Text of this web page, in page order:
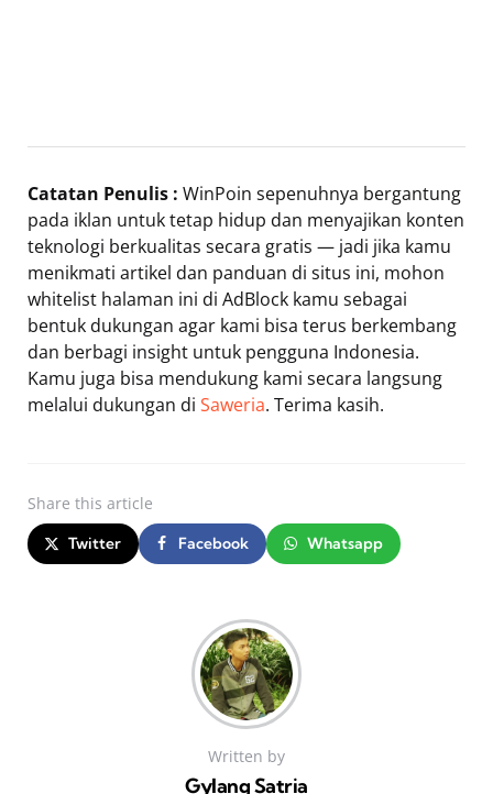
Catatan Penulis : WinPoin sepenuhnya bergantung
pada iklan untuk tetap hidup dan menyajikan konten
teknologi berkualitas secara gratis — jadi jika kamu
menikmati artikel dan panduan di situs ini, mohon
whitelist halaman ini di AdBlock kamu sebagai
bentuk dukungan agar kami bisa terus berkembang
dan berbagi insight untuk pengguna Indonesia.
Kamu juga bisa mendukung kami secara langsung
melalui dukungan di Saweria. Terima kasih.
Share this article
Twitter Facebook Whatsapp
Written by
Gylang Satria